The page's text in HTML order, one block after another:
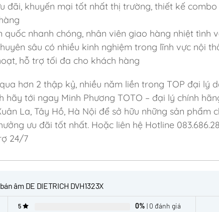
đãi, khuyến mại tốt nhất thị trường, thiết kế
quốc nhanh chóng, nhân viên giao hàng nhiệt tình
sâu có nhiều kinh nghiệm trong lĩnh vực nội
hỗ trợ tối đa cho khách hàng
hơn 2 thập kỷ, nhiều năm liền trong TOP đại lý
hãy tới ngay Minh Phương TOTO – đại lý chính
La, Tây Hồ, Hà Nội để sở hữu những sản phẩm
ưu đãi tốt nhất. Hoặc liên hệ Hotline
24/7
âm DE DIETRICH DVH1323X
5 0% | 0 đánh giá